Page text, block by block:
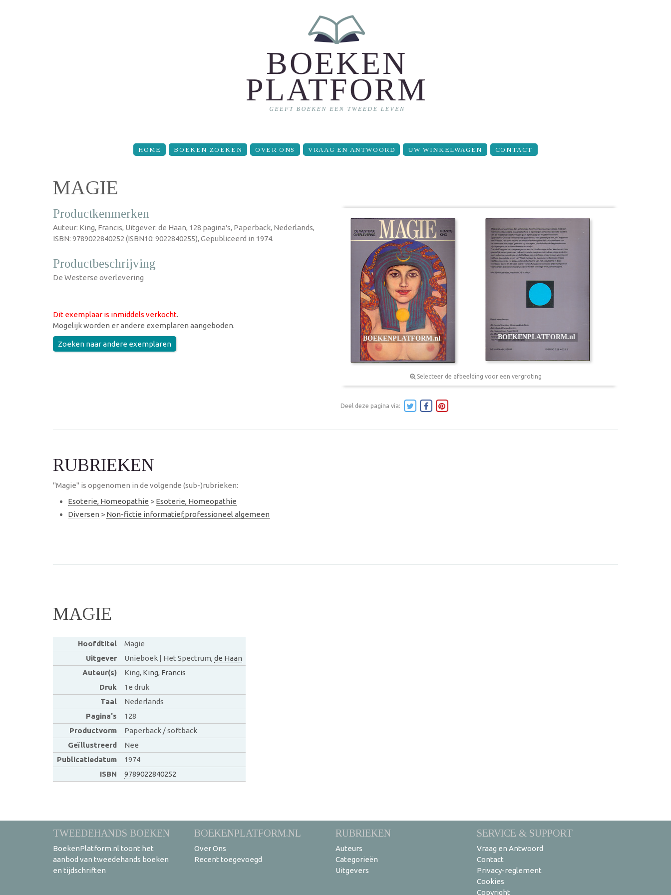
HOME BOEKEN ZOEKEN OVER ONS VRAAG EN ANTWOORD UW WINKELWAGEN CONTACT
MAGIE
Productkenmerken
Auteur: King, Francis, Uitgever: de Haan, 128 pagina's, Paperback, Nederlands,
ISBN: 9789022840252 (ISBN10: 9022840255), Gepubliceerd in 1974.
Productbeschrijving
De Westerse overlevering
Dit exemplaar is inmiddels verkocht.
Mogelijk worden er andere exemplaren aangeboden.
Zoeken naar andere exemplaren
Selecteer de afbeelding voor een vergroting
Deel deze pagina via:
RUBRIEKEN
"Magie" is opgenomen in de volgende (sub-)rubrieken:
Esoterie, Homeopathie > Esoterie, Homeopathie
Diversen > Non-fictie informatief,professioneel algemeen
MAGIE
Hoofdtitel
Magie
Uitgever
Unieboek | Het Spectrum, de Haan
Auteur(s)
King, King, Francis
Druk
1e druk
Taal
Nederlands
Pagina's
128
Productvorm
Paperback / softback
Geïllustreerd
Nee
Publicatiedatum
1974
ISBN
9789022840252
TWEEDEHANDS BOEKEN
BoekenPlatform.nl toont het
aanbod van tweedehands boeken
en tijdschriften
BOEKENPLATFORM.NL
Over Ons
Recent toegevoegd
RUBRIEKEN
Auteurs
Categorieën
Uitgevers
SERVICE & SUPPORT
Vraag en Antwoord
Contact
Privacy-reglement
Cookies
Copyright